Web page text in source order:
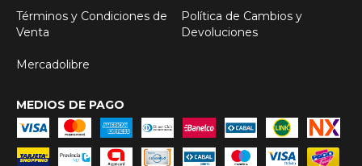
Términos y Condiciones de
Venta
Política de Cambios y
Devoluciones
Mercadolibre
MEDIOS DE PAGO